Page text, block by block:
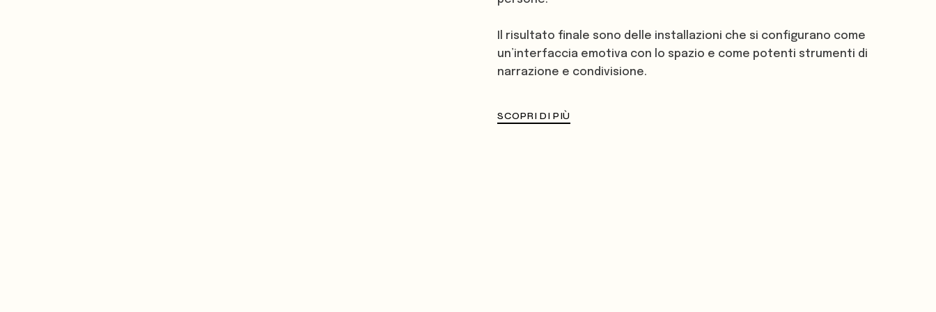
Il risultato finale sono delle installazioni che si configurano come
un’interfaccia emotiva con lo spazio e come potenti strumenti di
narrazione e condivisione.
SCOPRI DI PIÙ